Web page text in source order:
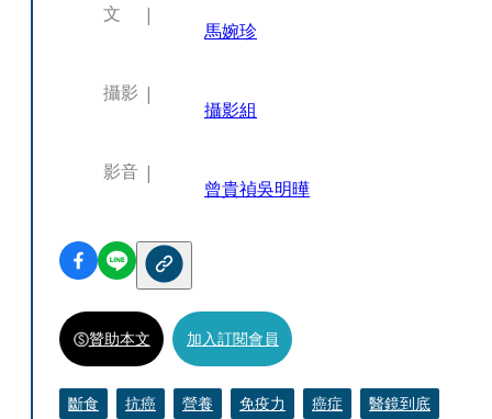
文
馬婉珍
攝影
攝影組
影音
曾貴禎吳明曄
贊助本文 加入訂閱會員
斷食 抗癌 營養 免疫力 癌症 醫鏡到底